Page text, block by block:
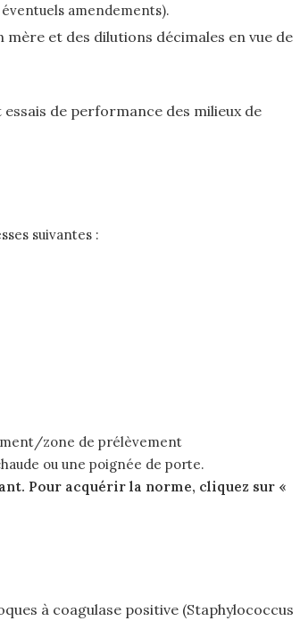
amendements).
et des dilutions décimales en vue de
de performance des milieux de
suivantes :
zone de prélèvement
ou une poignée de porte.
Pour acquérir la norme, cliquez sur «
à coagulase positive (Staphylococcus